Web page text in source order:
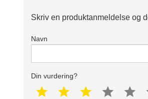
Skriv en produktanmeldelse og
Navn
Din vurdering?
1 star 2 star 3 star 4 star